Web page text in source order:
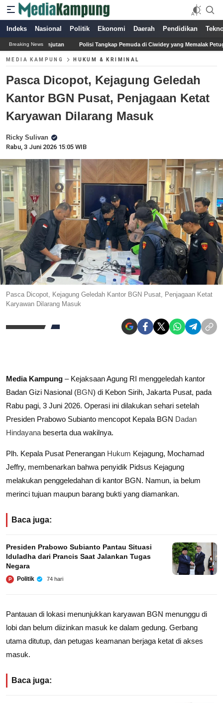
Indeks Nasional Politik Ekonomi Daerah Pendidikan
Breaking News
Polisi Tangkap Pemuda di Ciwidey yang Memalak Petugas SPBU dengan Meminta
MEDIA KAMPUNG HUKUM & KRIMINAL
Pasca Dicopot, Kejagung Geledah
Kantor BGN Pusat, Penjagaan Ketat
Karyawan Dilarang Masuk
Ricky Sulivan
Rabu, 3 Juni 2026 15:05 WIB
Pasca Dicopot, Kejagung Geledah Kantor BGN Pusat, Penjagaan Ketat
Karyawan Dilarang Masuk
Media Kampung – Kejaksaan Agung RI menggeledah kantor
Badan Gizi Nasional (BGN) di Kebon Sirih, Jakarta Pusat, pada
Rabu pagi, 3 Juni 2026. Operasi ini dilakukan sehari setelah
Presiden Prabowo Subianto mencopot Kepala BGN Dadan
Hindayana beserta dua wakilnya.
Plh. Kepala Pusat Penerangan Hukum Kejagung, Mochamad
Jeffry, membenarkan bahwa penyidik Pidsus Kejagung
melakukan penggeledahan di kantor BGN. Namun, ia belum
merinci tujuan maupun barang bukti yang diamankan.
Baca juga:
Presiden Prabowo Subianto Pantau Situasi
Iduladha dari Prancis Saat Jalankan Tugas
Negara
P Politik 74 hari
Pantauan di lokasi menunjukkan karyawan BGN menunggu di
lobi dan belum diizinkan masuk ke dalam gedung. Gerbang
utama ditutup, dan petugas keamanan berjaga ketat di akses
masuk.
Baca juga: